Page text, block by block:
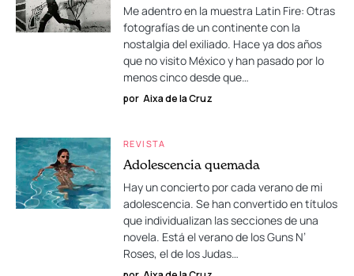
Me adentro en la muestra Latin Fire: Otras
fotografías de un continente con la
nostalgia del exiliado. Hace ya dos años
que no visito México y han pasado por lo
menos cinco desde que…
por Aixa de la Cruz
REVISTA
Adolescencia quemada
Hay un concierto por cada verano de mi
adolescencia. Se han convertido en títulos
que individualizan las secciones de una
novela. Está el verano de los Guns N’
Roses, el de los Judas…